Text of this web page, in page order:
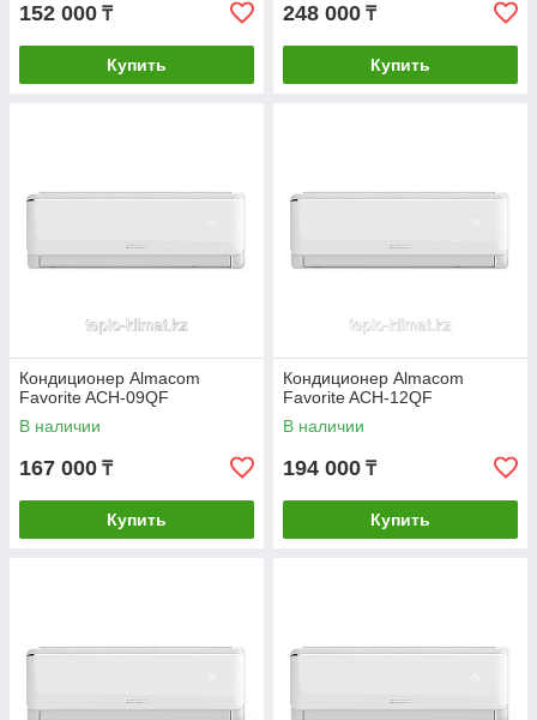
152 000 ₸
Купить
248 000 ₸
Купить
Кондиционер Almacom
Favorite ACH-09QF
В наличии
167 000 ₸
Купить
Кондиционер Almacom
Favorite ACH-12QF
В наличии
194 000 ₸
Купить